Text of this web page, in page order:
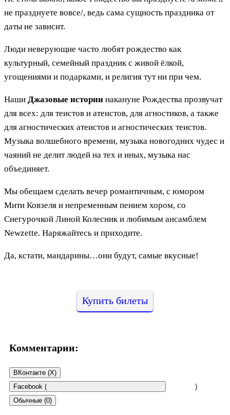
не празднуете вовсе/, ведь сама сущность праздника от
даты не зависит.
Люди неверующие часто любят рождество как
культурный, семейный праздник с живой ёлкой,
угощениями и подарками, и религия тут ни при чем.
Наши Джазовые истории накануне Рождества прозвучат
для всех: для теистов и атеистов, для агностиков, а также
для агностических атеистов и агностических теистов.
Музыка волшебного времени, музыка новогодних чудес и
чаяний не делит людей на тех и иных, музыка нас
объединяет.
Мы обещаем сделать вечер романтичным, с юмором
Мити Ковзеля и непременным пением хором, со
Снегурочкой Линой Колесник и любимым ансамблем
Newzette. Наряжайтесь и приходите.
Да, кстати, мандарины…они будут, самые вкусные!
Купить билеты
Комментарии:
ВКонтакте (X)
Facebook (
)
Обычные (0)